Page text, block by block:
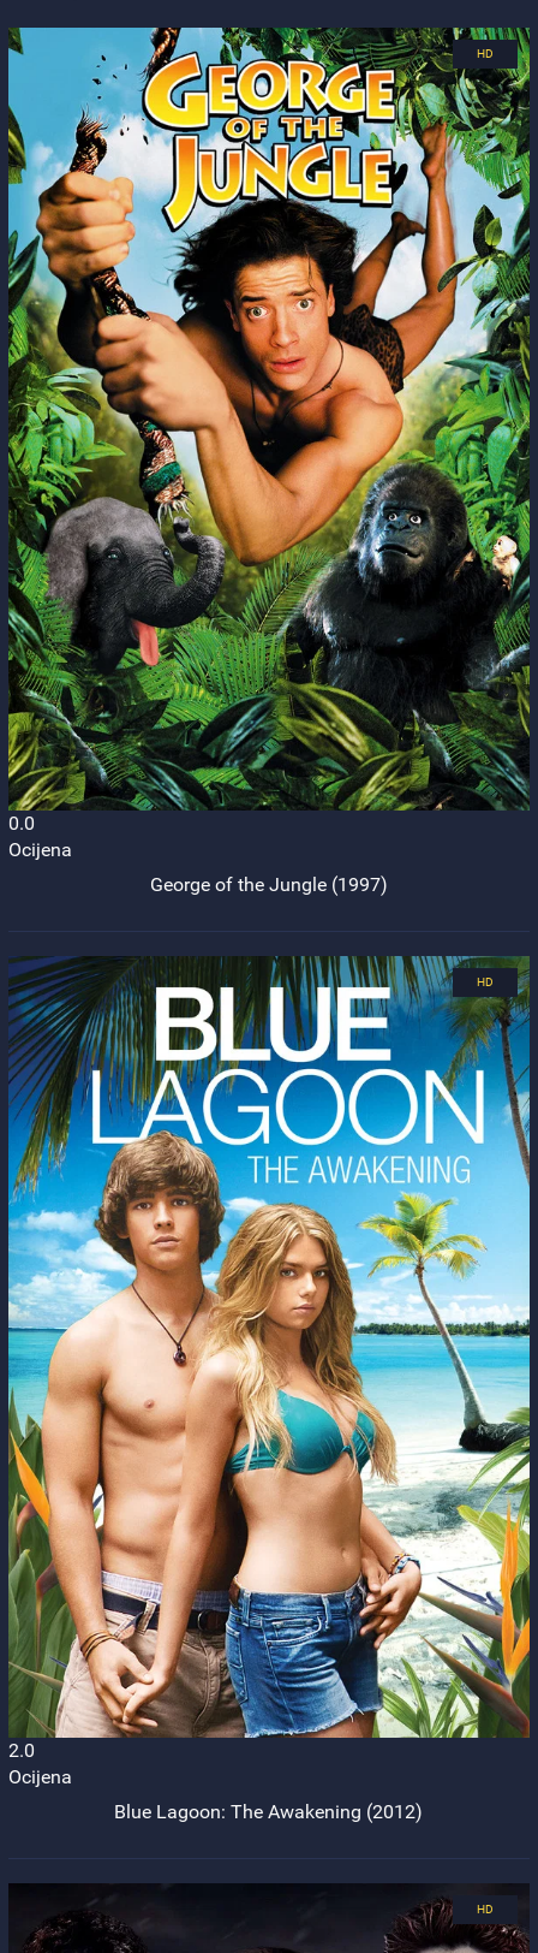
0.0
Ocijena
George of the Jungle (1997)
2.0
Ocijena
Blue Lagoon: The Awakening (2012)